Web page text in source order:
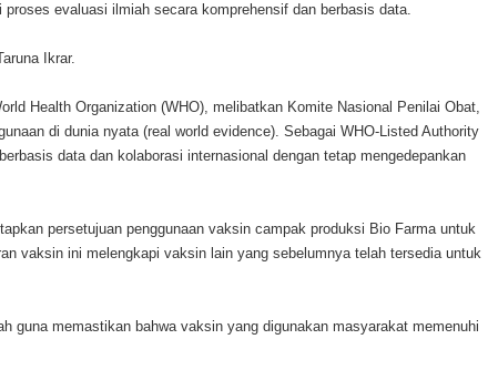
evaluasi ilmiah secara komprehensif dan berbasis data.
Ikrar.
Health Organization (WHO), melibatkan Komite Nasional Penilai Obat,
di dunia nyata (real world evidence). Sebagai WHO-Listed Authority
data dan kolaborasi internasional dengan tetap mengedepankan
persetujuan penggunaan vaksin campak produksi Bio Farma untuk
vaksin ini melengkapi vaksin lain yang sebelumnya telah tersedia untuk
guna memastikan bahwa vaksin yang digunakan masyarakat memenuhi